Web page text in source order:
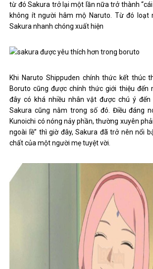
từ đó Sakura trở lại một lần nữa trở thành
không ít người hâm mộ Naruto. Từ đó loạt
Sakura nhanh chóng xuất hiện
Khi Naruto Shippuden chính thức kết thúc
Boruto cũng được chính thức giới thiệu đến
đây có khá nhiều nhân vật được chú ý
Sakura cũng nằm trong số đó. Điều đáng
Kunoichi có nóng nảy phần, thường xuyên
ngoài lề” thì giờ đây, Sakura đã trở nên nổi
chất của một người mẹ tuyệt vời.